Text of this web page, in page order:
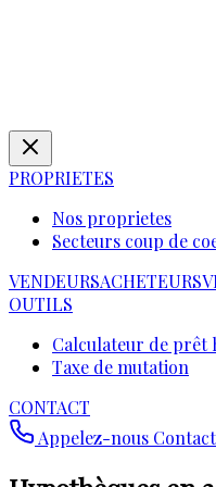
PROPRIETES
Nos proprietes
Secteurs coup de
VENDEURSACHETEURS
OUTILS
Calculateur de prêt
Taxe de mutation
CONTACT
Appelez-nous